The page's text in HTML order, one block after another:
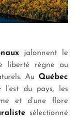
jalonnent le
liberté règne au
Au Québec
l’est du pays, les
et d’une flore
sélectionné